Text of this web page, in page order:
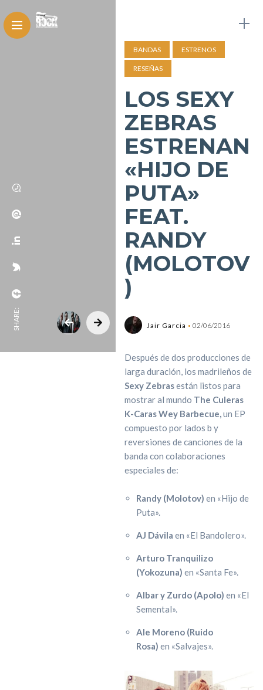
SHARE:
BANDAS ESTRENOS
RESEÑAS
LOS SEXY
ZEBRAS
ESTRENAN
«HIJO DE
PUTA»
FEAT.
RANDY
(MOLOTOV
)
Jair Garcia 02/06/2016
Después de dos producciones de
larga duración, los madrileños de
Sexy Zebrasestán listos para
mostrar al mundo The Culeras
K-Caras Wey Barbecue,un EP
compuesto por lados b y
reversiones de canciones de la
banda con colaboraciones
especiales de:
Randy (Molotov) en «Hijo de
Puta».
AJ Dávila en «El Bandolero».
Arturo Tranquilizo
(Yokozuna) en «Santa Fe».
Albar y Zurdo (Apolo) en «El
Semental».
Ale Moreno (Ruido
Rosa) en «Salvajes».